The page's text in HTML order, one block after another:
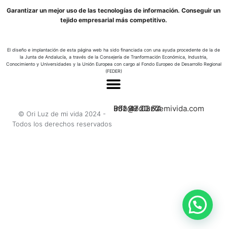
Garantizar un mejor uso de las tecnologías de información. Conseguir un
tejido empresarial más competitivo.
El diseño e implantación de esta página web ha sido financiada con una ayuda procedente de la de
la Junta de Andalucía, a través de la Consejería de Tranformación Económica, Industria,
Conocimiento y Universidades y la Unión Europea con cargo al Fondo Europeo de Desarrollo Regional
(FEDER)
© Ori Luz de mi vida 2024 -
Todos los derechos reservados
662 47 03 74
951 99 20 62
info@oriluzdemivida.com